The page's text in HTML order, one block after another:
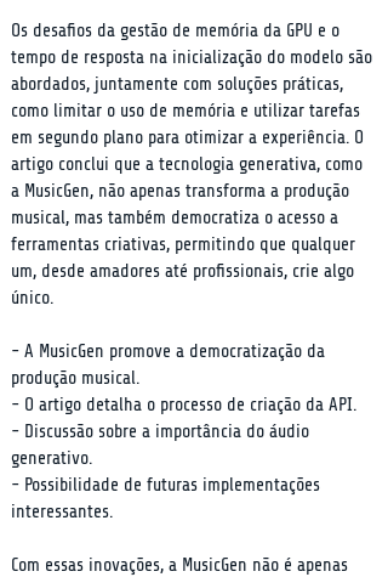
Os desafios da gestão de memória da GPU e o
tempo de resposta na inicialização do modelo são
abordados, juntamente com soluções práticas,
como limitar o uso de memória e utilizar tarefas
em segundo plano para otimizar a experiência. O
artigo conclui que a tecnologia generativa, como
a MusicGen, não apenas transforma a produção
musical, mas também democratiza o acesso a
ferramentas criativas, permitindo que qualquer
um, desde amadores até profissionais, crie algo
único.
- A MusicGen promove a democratização da
produção musical.
- O artigo detalha o processo de criação da API.
- Discussão sobre a importância do áudio
generativo.
- Possibilidade de futuras implementações
interessantes.
Com essas inovações, a MusicGen não é apenas